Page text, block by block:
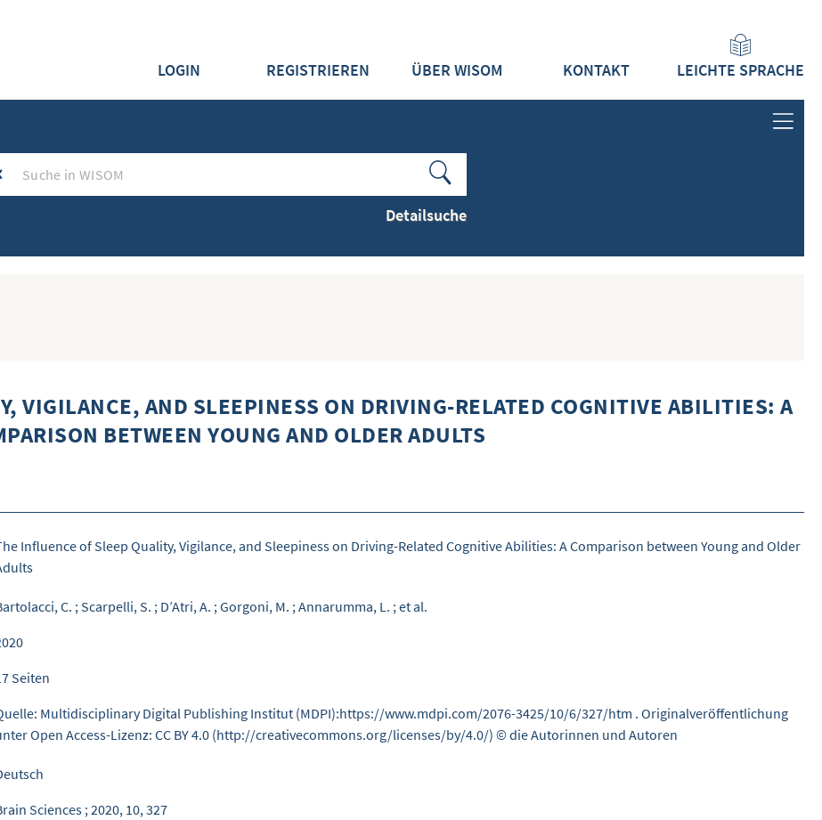
DETAILSUCHE
LOGIN REGISTRIEREN ÜBER WISOM KONTAKT LEICHTE SPRACHE
Detailsuche
VIGILANCE, AND SLEEPINESS ON DRIVING-RELATED COGNITIVE ABILITIES: A C
BETWEEN YOUNG AND OLDER ADULTS
Inﬂuence of Sleep Quality, Vigilance, and Sleepiness on Driving-Related Cognitive Abilities: A Comparison between Young and Older
C. ; Scarpelli, S. ; D’Atri, A. ;Gorgoni, M. ;Annarumma, L. ;et al.
Seiten
Multidisciplinary Digital Publishing Institut (MDPI):https://www.mdpi.com/2076-3425/10/6/327/htm . Originalveröffentlichung
Open Access-Lizenz: CC BY 4.0 (http://creativecommons.org/licenses/by/4.0/) © die Autorinnen und Autoren
Sciences ; 2020, 10, 327